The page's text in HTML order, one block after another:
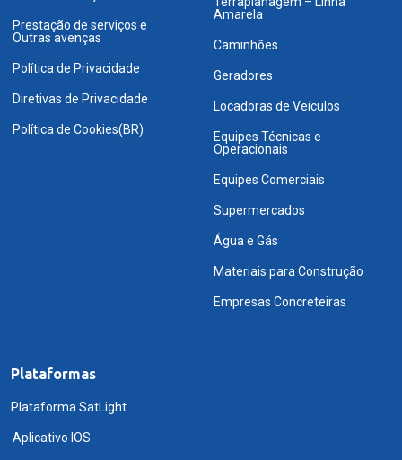
Prestação de serviços e
Outras avenças
Política de Privacidade
Diretivas de Privacidade
Política de Cookies(BR)
Amarela
Caminhões
Geradores
Locadoras de Veículos
Equipes Técnicas e
Operacionais
Equipes Comerciais
Supermercados
Água e Gás
Materiais para Construção
Empresas Concreteiras
Plataformas
Plataforma SatLight
Aplicativo IOS